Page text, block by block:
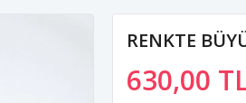
RENKTE
630,00